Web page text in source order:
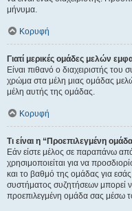
μήνυμα.
Κορυφή
Γιατί μερικές ομάδες μελών
Είναι πιθανό ο διαχειριστής του
χρώμα στα μέλη μιας ομάδας
μέλη αυτής της ομάδας.
Κορυφή
Τι είναι η “Προεπιλεγμένη
Εάν είστε μέλος σε παραπάνω
χρησιμοποιείται για να
και το βαθμό της ομάδας για
συστήματος συζητήσεων μπορεί
προεπιλεγμένη ομάδα σας μέσω